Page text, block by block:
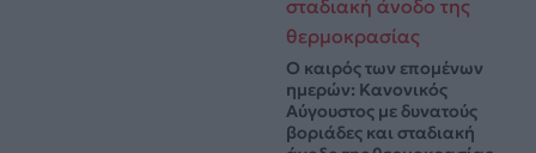
Ο καιρός των επομένων
ημερών: Κανονικός
Αύγουστος με δυνατούς
βοριάδες και σταδιακή